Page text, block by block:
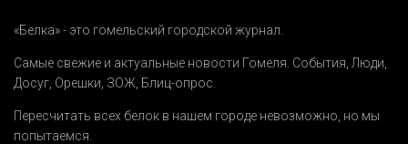
«Белка» - это гомельский городской журнал.
Самые свежие и актуальные новости Гомеля. События Люди
Досуг Орешки ЗОЖ Блиц-опрос
Пересчитать всех белок в нашем городе невозможно, но мы
попытаемся.